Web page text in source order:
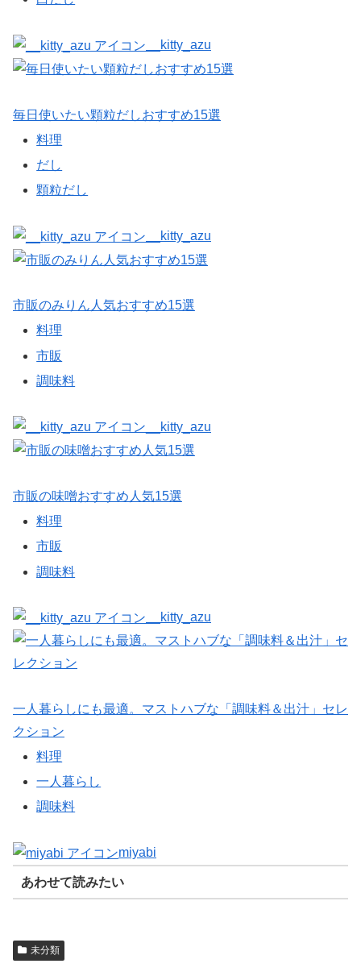
__kitty_azu
毎日使いたい顆粒だしおすすめ15選
料理
だし
顆粒だし
__kitty_azu
市販のみりん人気おすすめ15選
料理
市販
調味料
__kitty_azu
市販の味噌おすすめ人気15選
料理
市販
調味料
__kitty_azu
一人暮らしにも最適。マストハブな「調味料＆出汁」セレ
クション
料理
一人暮らし
調味料
miyabi
あわせて読みたい
未分類